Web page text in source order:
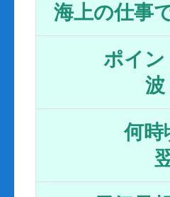
海上の仕事
ポイン
波
何時